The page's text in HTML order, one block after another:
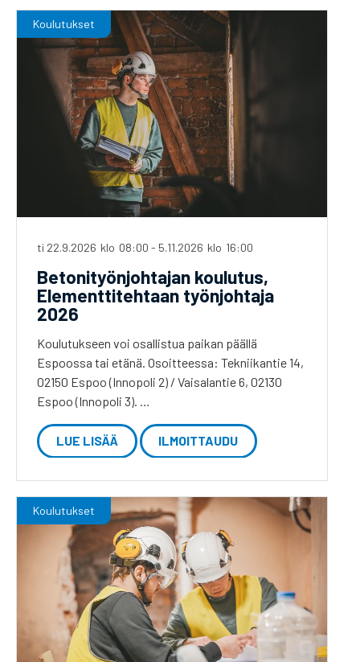
Koulutukset
ti 22.9.2026 klo 08:00 - 5.11.2026 klo 16:00
Betonityönjohtajan koulutus,
Elementtitehtaan työnjohtaja
2026
Koulutukseen voi osallistua paikan päällä
Espoossa tai etänä. Osoitteessa: Tekniikantie 14,
02150 Espoo (Innopoli 2) / Vaisalantie 6, 02130
Espoo (Innopoli 3). …
LUE LISÄÄ ILMOITTAUDU
Koulutukset